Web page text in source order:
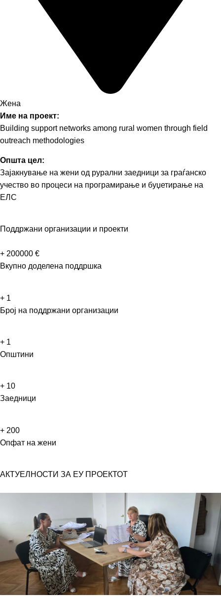
Жена
Име на проект:
Building support networks among rural women through field
outreach methodologies
Општа цел:
Зајакнување на жени од рурални заедници за граѓанско
учество во процеси на програмирање и буџетирање на
ЕЛС
Поддржани организации и проекти
+ 200000 €
Вкупно доделена поддршка
+ 1
Број на поддржани организации
+ 1
Општини
+ 10
Заедници
+ 200
Опфат на жени
АКТУЕЛНОСТИ ЗА ЕУ ПРОЕКТОТ